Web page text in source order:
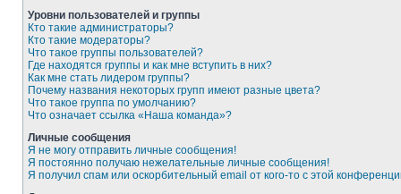
Уровни пользователей и группы
Кто такие администраторы?
Кто такие модераторы?
Что такое группы пользователей?
Где находятся группы и как мне вступить в них?
Как мне стать лидером группы?
Почему названия некоторых групп имеют разные цвета?
Что такое группа по умолчанию?
Что означает ссылка «Наша команда»?
Личные сообщения
Я не могу отправить личные сообщения!
Я постоянно получаю нежелательные личные сообщения!
Я получил спам или оскорбительный email от кого-то с этой